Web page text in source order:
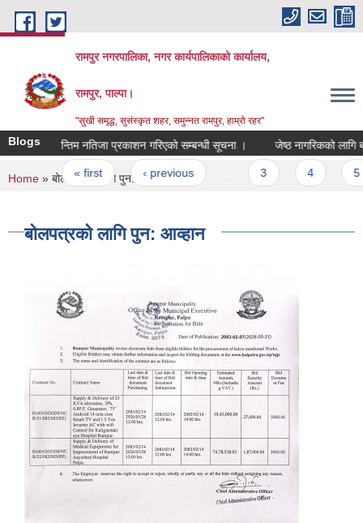
Skip to main content
रामपुर नगरपालिका, नगर कार्यपालिकाको कार्यालय,
रामपुर, पाल्पा।
"सुखी समृद्ध, सुसंस्कृत शहर, समुन्नत रामपुर, हाम्रो रहर"
Blogsअन्तिम नतिजा प्रकाशन गरिएको सम्बन्धी सूचना । जेष्ठ नागरिकको लागि
Pages
« first ‹ previous
You are here
Home » बोलपत्रको लागि पुन: आव्हान
बोलपत्रको लागि पुन: आव्हान